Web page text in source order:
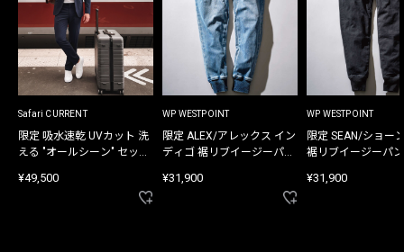
Safari CURRENT
限定 吸水速乾 UVカット 洗
える "オールシーン" セット
¥49,500
WP WESTPOINT
限定 ALEX/アレックス イン
ディゴ 裾リブイージーパン
¥31,900
WP WESTPOINT
限定 SEAN/ショー
裾リブイージーパ
¥31,900